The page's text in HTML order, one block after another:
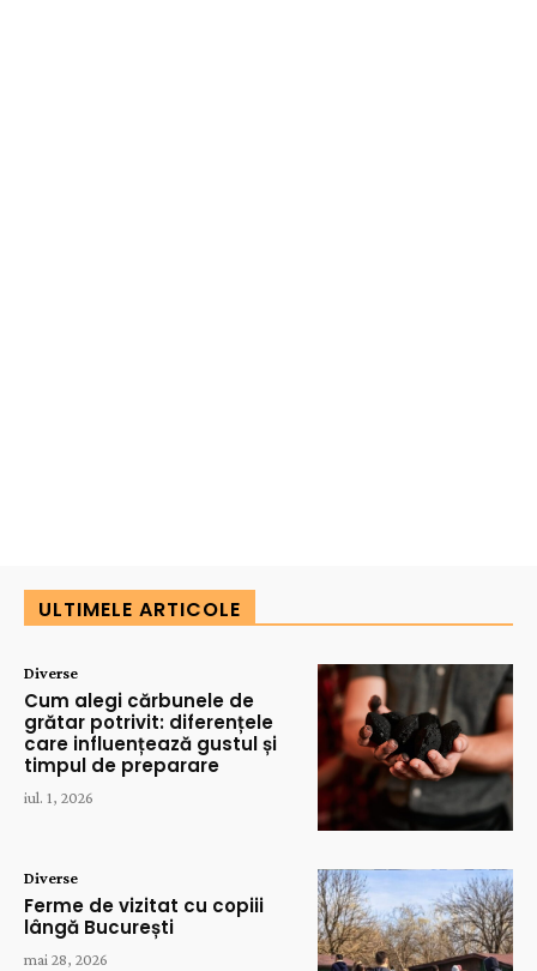
ULTIMELE ARTICOLE
Diverse
Cum alegi cărbunele de
grătar potrivit: diferențele
care influențează gustul și
timpul de preparare
iul. 1, 2026
Diverse
Ferme de vizitat cu copiii
lângă București
mai 28, 2026